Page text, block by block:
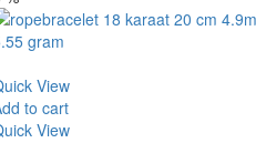
View
to cart
View